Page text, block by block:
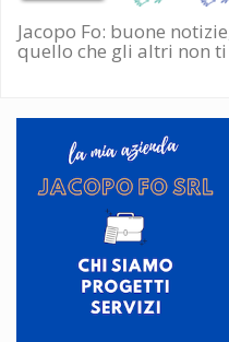
Jacopo Fo: buone
quello che gli altri non